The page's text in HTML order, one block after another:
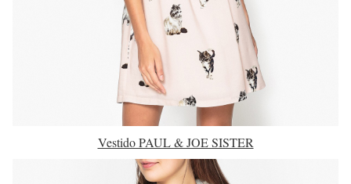
Vestido PAUL & JOE SISTER